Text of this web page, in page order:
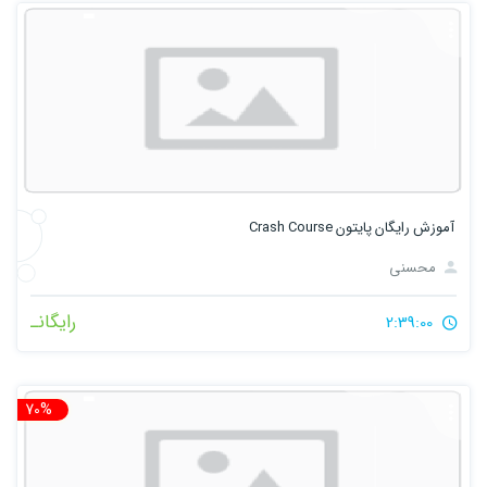
آموزش رایگان پایتون Crash Course
محسنی
رایگانـ
70%